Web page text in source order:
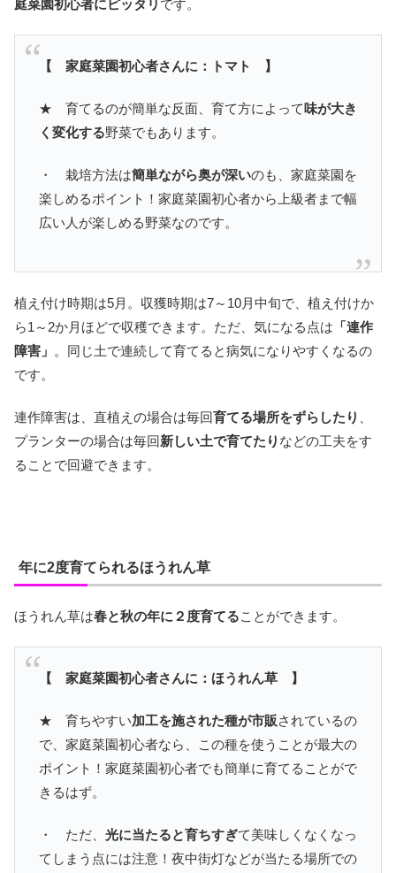
庭菜園初心者にピッタリ です。
【 家庭菜園初心者さんに：トマト 】
★ 育てるのが簡単な反面、育て方によって味が大き
く変化する野菜でもあります。
・ 栽培方法は簡単ながら奥が深いのも、家庭菜園を
楽しめるポイント！家庭菜園初心者から上級者まで幅
広い人が楽しめる野菜なのです。
植え付け時期は5月。収獲時期は7～10月中旬で、植え付けか
ら1～2か月ほどで収穫できます。ただ、気になる点は 「連作
障害」 。同じ土で連続して育てると病気になりやすくなるの
です。
連作障害は、直植えの場合は毎回育てる場所をずらしたり
プランターの場合は毎回新しい土で育てたり などの工夫をす
ることで回避できます。
年に2度育てられるほうれん草
ほうれん草は春と秋の年に２度育てることができます。
【 家庭菜園初心者さんに：ほうれん草 】
★ 育ちやすい加工を施された種が市販されているの
で、家庭菜園初心者なら、この種を使うことが最大の
ポイント！家庭菜園初心者でも簡単に育てることがで
きるはず。
・ ただ、 光に当たると育ちすぎて美味しくなくなっ
てしまう点には注意！夜中街灯などが当たる場所での